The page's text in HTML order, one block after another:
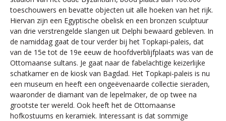
toeschouwers en bevatte objecten uit alle hoeken van het rijk.
Hiervan zijn een Egyptische obelisk en een bronzen sculptuur
van drie verstrengelde slangen uit Delphi bewaard gebleven. In
de namiddag gaat de tour verder bij het Topkapi-paleis, dat
van de 15e tot de 19e eeuw de hoofdverblijfplaats was van de
Ottomaanse sultans. Je gaat naar de fabelachtige keizerlijke
schatkamer en de kiosk van Bagdad. Het Topkapi-paleis is nu
een museum en heeft een ongeëvenaarde collectie sieraden,
waaronder de diamant van de lepelmaker, de op twee na
grootste ter wereld. Ook heeft het de Ottomaanse
hofkostuums en keramiek. Interessant is dat sommige